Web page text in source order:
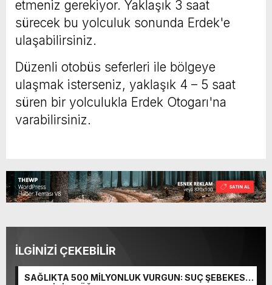
etmeniz gerekiyor. Yaklaşık 3 saat
sürecek bu yolculuk sonunda Erdek'e
ulaşabilirsiniz.
Düzenli otobüs seferleri ile bölgeye
ulaşmak isterseniz, yaklaşık 4 – 5 saat
süren bir yolculukla Erdek Otogarı'na
varabilirsiniz.
İLGİNİZİ ÇEKEBİLİR
SAĞLIKTA 500 MİLYONLUK VURGUN: SUÇ ŞEBEKESİ